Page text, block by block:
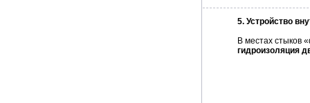
5. Устройство
В местах стыков
гидроизоляция